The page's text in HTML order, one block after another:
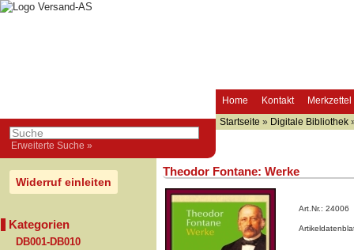
Home Kontakt Merkzettel
Erweiterte Suche »
Startseite » Digitale Bibliothek
Widerruf einleiten
Kategorien
DB001-DB010
Theodor Fontane: Werke
Art.Nr.: 24006